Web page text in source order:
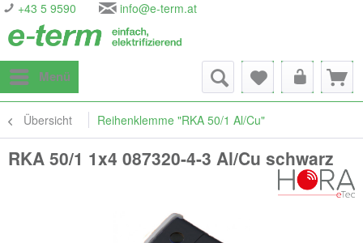
+43 5 9590 info@e-term.at
Menü
Übersicht Reihenklemme "RKA 50/1 Al/Cu"
RKA 50/1 1x4 087320-4-3 Al/Cu schwarz